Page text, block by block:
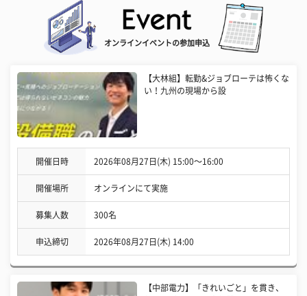
オンラインイベントの参加申込
【大林組】転勤&ジョブローテは怖くな
い！九州の現場から設
開催日時 2026年08月27日(木) 15:00〜16:00
開催場所 オンラインにて実施
募集人数 300名
申込締切 2026年08月27日(木) 14:00
【中部電力】「きれいごと」を貫き、